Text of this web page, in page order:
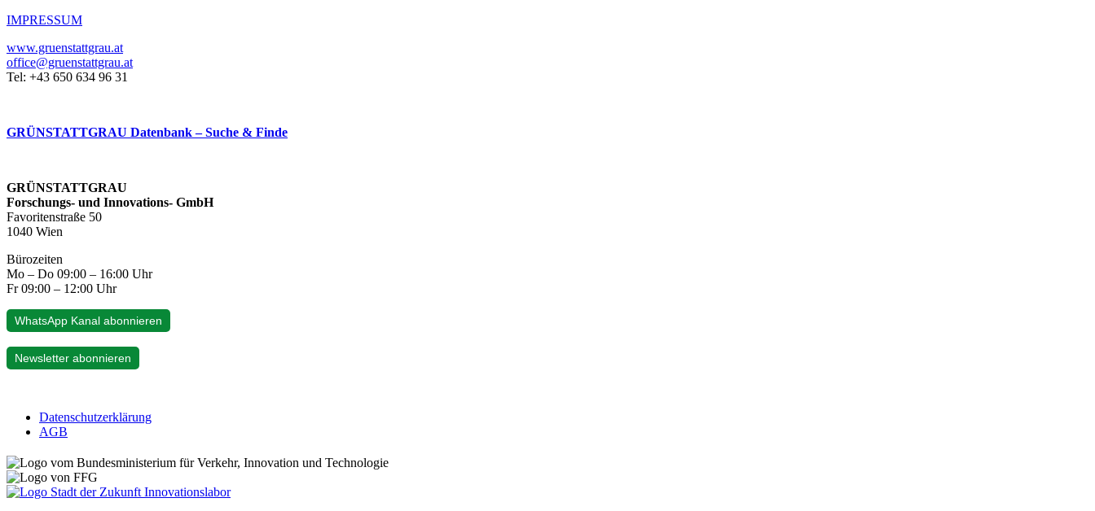
IMPRESSUM
www.gruenstattgrau.at
office@gruenstattgrau.at
Tel: +43 650 634 96 31
GRÜNSTATTGRAU Datenbank – Suche & Finde
GRÜNSTATTGRAU
Forschungs- und Innovations- GmbH
Favoritenstraße 50
1040 Wien
Bürozeiten
Mo – Do 09:00 – 16:00 Uhr
Fr 09:00 – 12:00 Uhr
WhatsApp Kanal abonnieren
Newsletter abonnieren
Datenschutzerklärung
AGB